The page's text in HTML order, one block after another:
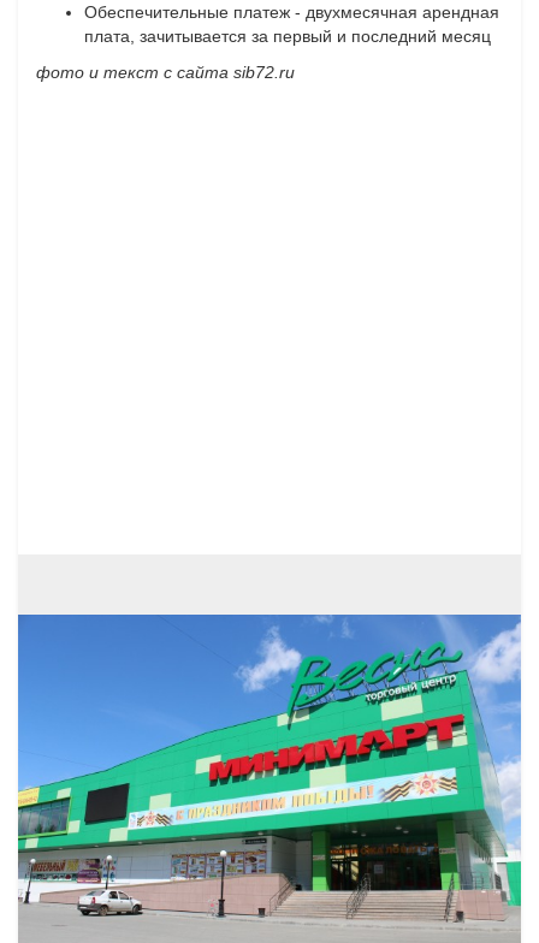
Обеспечительные платеж - двухмесячная арендная
плата, зачитывается за первый и последний месяц
фото и текст с сайта sib72.ru